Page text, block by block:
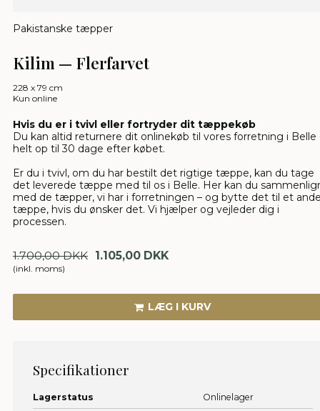
Pakistanske tæpper
Kilim — Flerfarvet
228 x 79 cm
Kun online
Hvis du er i tvivl eller fortryder dit tæppekøb
Du kan altid returnere dit onlinekøb til vores forretning i Belle
helt op til 30 dage efter købet.
Er du i tvivl, om du har bestilt det rigtige tæppe, kan du tage
det leverede tæppe med til os i Belle. Her kan du
med de tæpper, vi har i forretningen – og bytte det til et
tæppe, hvis du ønsker det. Vi hjælper og vejleder dig i
processen.
1.105,00 DKK
1.700,00 DKK
(inkl. moms)
LÆG I KURV
Specifikationer
Lagerstatus Onlinelager